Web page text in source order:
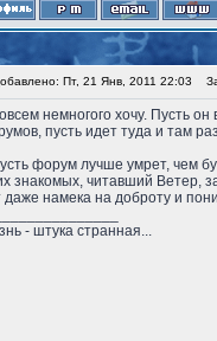
Пт, 21 Янв, 2011 22:03
немногого хочу. Пусть
пусть идет туда и там
форум лучше умрет, чем
знакомых, читавший Ветер,
даже намека на доброту и
- штука странная...